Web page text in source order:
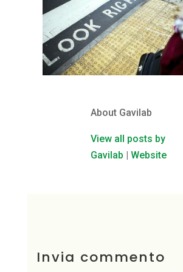
About Gavilab
View all posts by
Gavilab | Website
Invia commento